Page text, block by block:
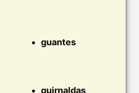
guantes
guirnaldas